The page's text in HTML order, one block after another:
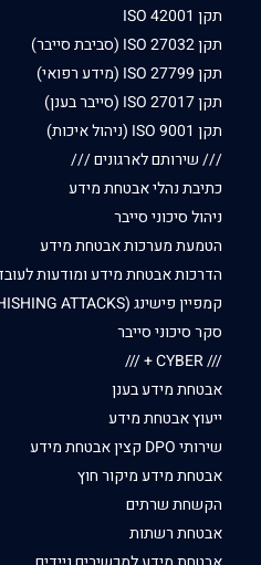
תקן ISO 42001
תקן ISO 27032 (סביבת סייבר)
תקן ISO 27799 (מידע רפואי)
תקן ISO 27017 (סייבר בענן)
תקן ISO 9001 (ניהול איכות)
/// שירותם לארגונים ///
כתיבת נהלי אבטחת מידע
ניהול סיכוני סייבר
הטמעת מערכות אבטחת מידע
הדרכות אבטחת מידע ומודעות
קמפיין פישינג (PHISHING ATTACKS)
סקר סיכוני סייבר
/// CYBER + ///
אבטחת מידע בענן
ייעוץ אבטחת מידע
שירותי DPO קצין אבטחת מידע
אבטחת מידע מיקור חוץ
הקשחת שרתים
אבטחת רשתות